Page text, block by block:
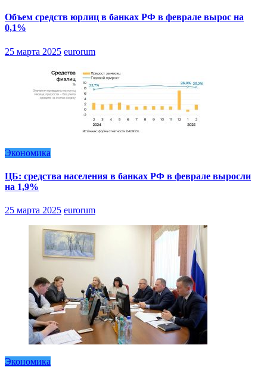
Объем средств юрлиц в банках РФ в феврале вырос на
0,1%
25 марта 2025 eurorum
Экономика
ЦБ: средства населения в банках РФ в феврале выросли
на 1,9%
25 марта 2025 eurorum
Экономика